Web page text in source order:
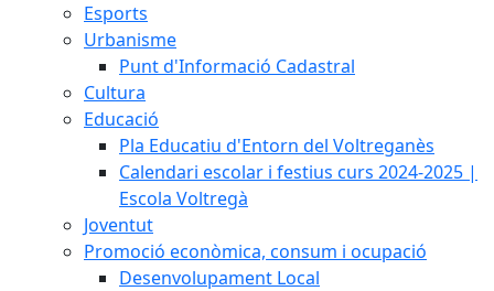
Esports
Urbanisme
Punt d'Informació Cadastral
Cultura
Educació
Pla Educatiu d'Entorn del Voltreganès
Calendari escolar i festius curs 2024-2025 |
Escola Voltregà
Joventut
Promoció econòmica, consum i ocupació
Desenvolupament Local